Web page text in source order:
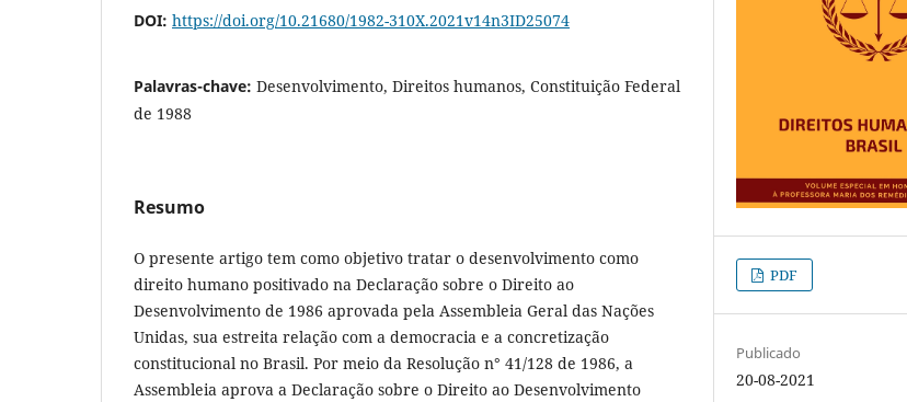
DOI: https://doi.org/10.21680/1982-310X.2021v14n3ID25074
Palavras-chave: Desenvolvimento, Direitos humanos, Constituição Federal
de 1988
Resumo
O presente artigo tem como objetivo tratar o desenvolvimento como
direito humano positivado na Declaração sobre o Direito ao
Desenvolvimento de 1986 aprovada pela Assembleia Geral das Nações
Unidas, sua estreita relação com a democracia e a concretização
constitucional no Brasil. Por meio da Resolução n° 41/128 de 1986, a
Assembleia aprova a Declaração sobre o Direito ao Desenvolvimento
PDF
Publicado
20-08-2021